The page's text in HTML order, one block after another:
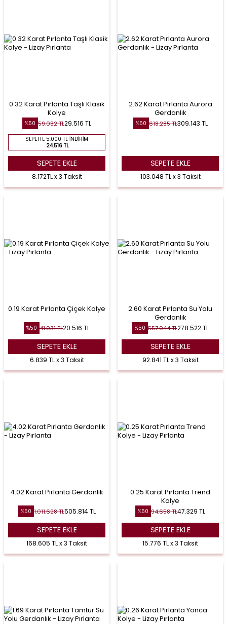
0.32 Karat Pırlanta Taşlı Klasik
Kolye
%50 59.032TL29.516 TL
SEPETTE 5.000 TL İNDIRIM
24.516 TL
SEPETE EKLE
8.172TL x 3 Taksit
2.62 Karat Pırlanta Aurora
Gerdanlık
%50 618.285TL309.143 TL
SEPETE EKLE
103.048 TL x 3 Taksit
0.19 Karat Pırlanta Çiçek Kolye
%50 41.031TL20.516 TL
SEPETE EKLE
6.839 TL x 3 Taksit
2.60 Karat Pırlanta Su Yolu
Gerdanlık
%50 557.044TL278.522TL
SEPETE EKLE
92.841 TL x 3 Taksit
4.02 Karat Pırlanta Gerdanlık
%50 1.011.628TL505.814TL
SEPETE EKLE
168.605 TL x 3 Taksit
0.25 Karat Pırlanta Trend
Kolye
%50 94.658TL47.329 TL
SEPETE EKLE
15.776 TL x 3 Taksit